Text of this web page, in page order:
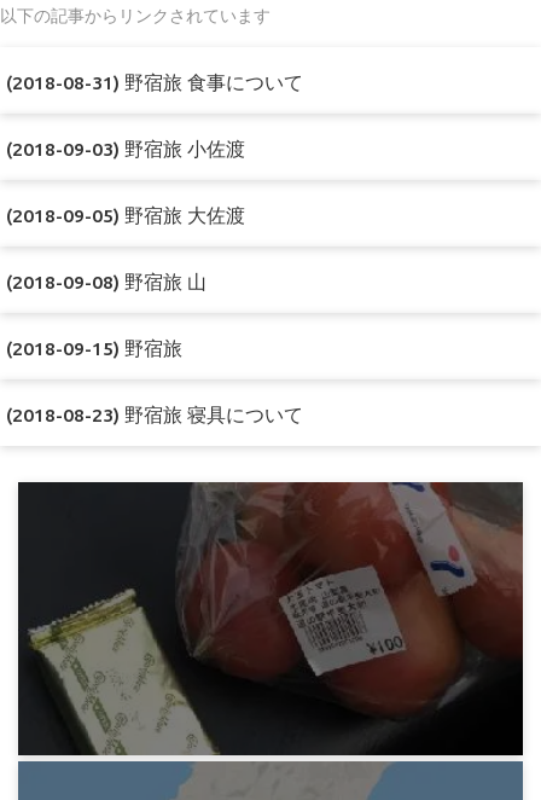
以下の記事からリンクされています
(2018-08-31) 野宿旅 食事について
(2018-09-03) 野宿旅 小佐渡
(2018-09-05) 野宿旅 大佐渡
(2018-09-08) 野宿旅 山
(2018-09-15) 野宿旅
(2018-08-23) 野宿旅 寝具について